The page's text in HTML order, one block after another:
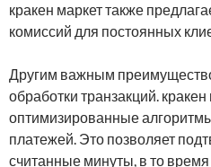
кракен маркет также
комиссий для постоянных
Другим важным
обработки транзакций.
оптимизированные
платежей. Это позволяет
считанные минуты, в то время